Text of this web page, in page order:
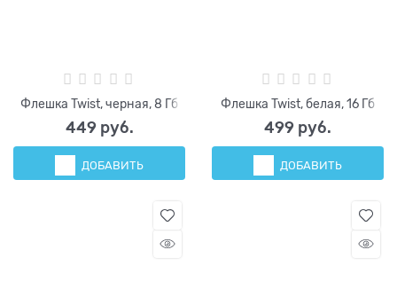
Флешка Twist, черная, 8 Гб
449 руб.
ДОБАВИТЬ
Флешка Twist, белая, 16 Гб
499 руб.
ДОБАВИТЬ